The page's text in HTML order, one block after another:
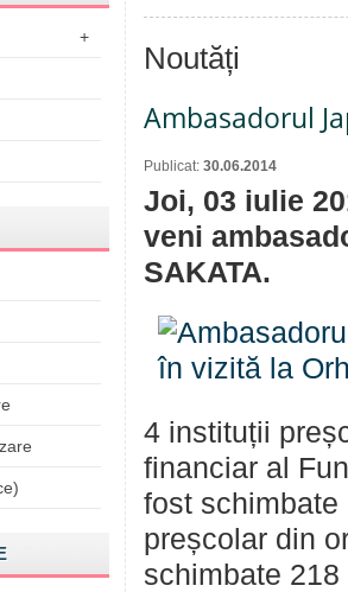
+
Noutăți
Ambasadorul
Publicat: 30.06.2014
Joi, 03 iulie
veni
SAKATA.
4 instituții
financiar al
fost
preșcolar din
schimbate